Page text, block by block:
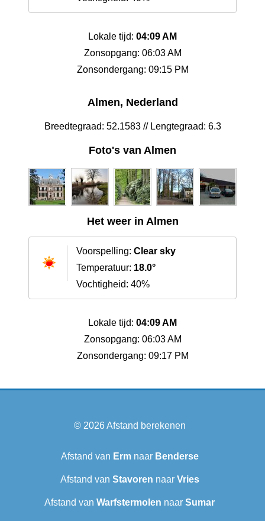
Lokale tijd: 04:09 AM
Zonsopgang: 06:03 AM
Zonsondergang: 09:15 PM
Almen, Nederland
Breedtegraad: 52.1583 // Lengtegraad: 6.3
Foto's van Almen
Het weer in Almen
Voorspelling: Clear sky
Temperatuur: 18.0°
Vochtigheid: 40%
Lokale tijd: 04:09 AM
Zonsopgang: 06:03 AM
Zonsondergang: 09:17 PM
© 2026Afstand berekenen
Afstand van Ermnaar Benderse
Afstand van Stavoren naar Vries
Afstand van Warfstermolen naar Sumar